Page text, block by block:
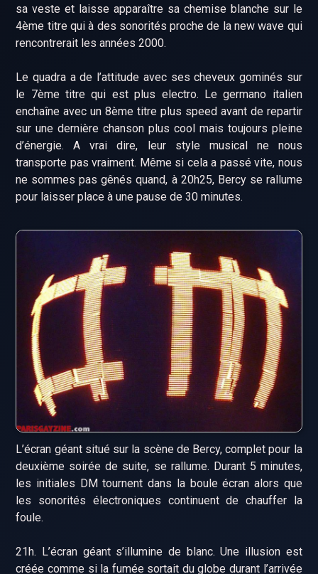
sa veste et laisse apparaître sa chemise blanche sur le
4ème titre qui à des sonorités proche de la new wave qui
rencontrerait les années 2000.
Le quadra a de l’attitude avec ses cheveux gominés sur
le 7ème titre qui est plus electro. Le germano italien
enchaîne avec un 8ème titre plus speed avant de repartir
sur une dernière chanson plus cool mais toujours pleine
d’énergie. A vrai dire, leur style musical ne nous
transporte pas vraiment. Même si cela a passé vite, nous
ne sommes pas gênés quand, à 20h25, Bercy se rallume
pour laisser place à une pause de 30 minutes.
L’écran géant situé sur la scène de Bercy, complet pour la
deuxième soirée de suite, se rallume. Durant 5 minutes,
les initiales DM tournent dans la boule écran alors que
les sonorités électroniques continuent de chauffer la
foule.
21h. L’écran géant s’illumine de blanc. Une illusion est
créée comme si la fumée sortait du globe durant l’arrivée